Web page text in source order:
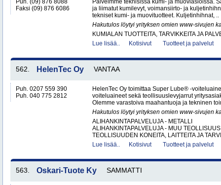
Puh. (09) 876 8088
Faksi (09) 876 6086
Palvelmme teknisissä kumi- ja muoviasioissa.
ja liimatut kumilevyt, voimansiirto- ja
tekniset kumi- ja muovituotteet. Kuljetinhihnat, ..
Hakutulos löytyi yrityksen omien www-sivujen
KUMIALAN TUOTTEITA, TARVIKKEITA JA
Lue lisää..
Kotisivut Tuotteet ja palvelut
562. HelenTec Oy VANTAA
Puh. 0207 559 390
Puh. 040 775 2812
HelenTec Oy toimittaa Super Lube® -
voiteluaineet sekä teollisuuslevyjarrut
Olemme varastoiva maahantuoja ja tekninen
Hakutulos löytyi yrityksen omien www-sivujen
ALIHANKINTAPALVELUJA - METALLI
ALIHANKINTAPALVELUJA - MUU TEOLLISUUS
TEOLLISUUDEN KONEITA, LAITTEITA JA
Lue lisää..
Kotisivut Tuotteet ja palvelut
563. Oskari-Tuote Ky SAMMATTI